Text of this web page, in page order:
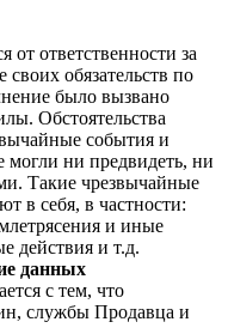
от ответственности за
обязательств по
было вызвано
Обстоятельства
события и
могли ни предвидеть, ни
Такие чрезвычайные
в себя, в частности:
и иные
действия и т.д.
данных
с тем, что
службы Продавца и